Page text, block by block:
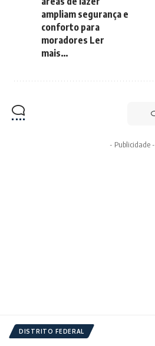
ampliam segurança e
conforto para
moradores Ler
mais…
- Publicidade -
DISTRITO FEDERAL